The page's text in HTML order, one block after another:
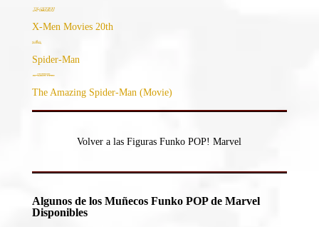
X-Men Movies 20th
Spider-Man
The Amazing Spider-Man (Movie)
Volver a las Figuras Funko POP! Marvel
Algunos de los Muñecos Funko POP de Marvel
Disponibles